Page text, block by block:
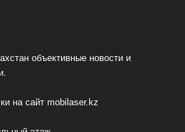
объективные новости и
на сайт mobilaser.kz